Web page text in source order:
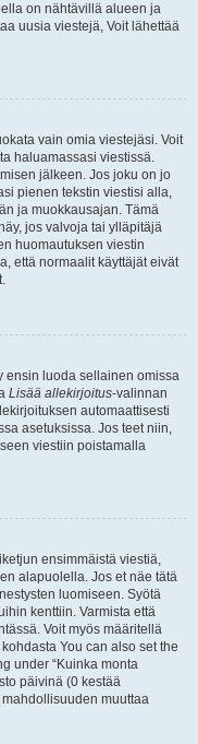
on nähtävillä alueen ja
uusia viestejä, Voit lähettää
vain omia viestejäsi. Voit
haluamassasi viestissä.
jälkeen. Jos joku on jo
pienen tekstin viestisi alla,
ja muokkausajan. Tämä
jos valvoja tai ylläpitäjä
huomautuksen viestin
että normaalit käyttäjät eivät
ensin luoda sellainen omissa
Lisää allekirjoitus-valinnan
automaattisesti
asetuksissa. Jos teet niin,
viestiin poistamalla
ensimmäistä viestiä,
alapuolella. Jos et näe tätä
luomiseen. Syötä
kenttiin. Varmista että
Voit myös määritellä
You can also set the
under “Kuinka monta
päivinä (0 kestää
muuttaa